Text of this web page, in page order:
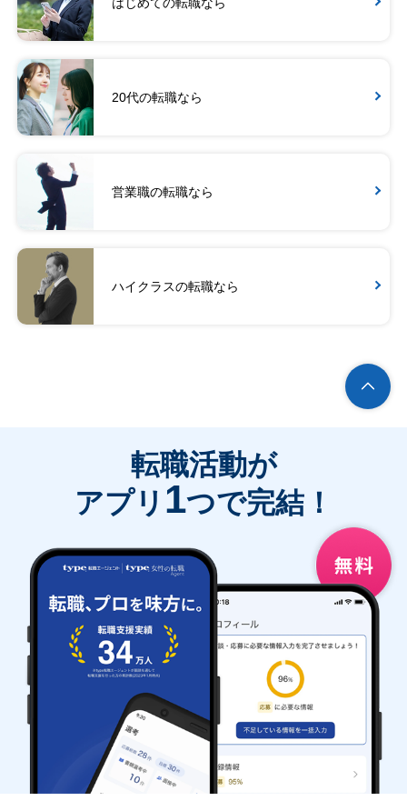
20代の転職なら
営業職の転職なら
ハイクラスの転職なら
転職活動が
アプリ 1つで完結！